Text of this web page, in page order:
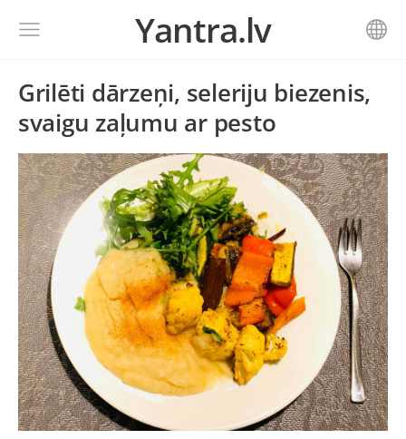
Yantra.lv
Grilēti dārzeņi, seleriju biezenis,
svaigu zaļumu ar pesto